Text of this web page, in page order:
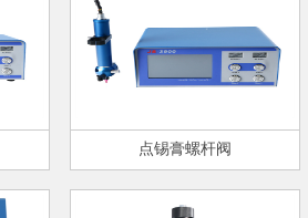
点锡膏螺杆阀